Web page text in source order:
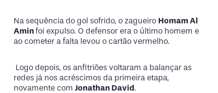
Na sequência do gol sofrido, o zagueiro Homam Al
Amin foi expulso. O defensor era o último homem e
ao cometer a falta levou o cartão vermelho.
Logo depois, os anfitriões voltaram a balançar as
redes já nos acréscimos da primeira etapa,
novamente com Jonathan David.